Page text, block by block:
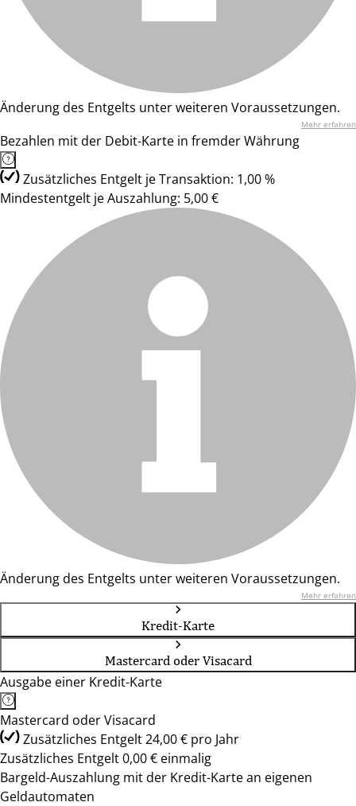
Änderung des Entgelts unter weiteren Voraussetzungen.
Mehr erfahren
Bezahlen mit der Debit-Karte in fremder Währung
Zusätzliches Entgelt je Transaktion: 1,00 %
Mindestentgelt je Auszahlung: 5,00 €
Änderung des Entgelts unter weiteren Voraussetzungen.
Mehr erfahren
Kredit-Karte
Mastercard oder Visacard
Ausgabe einer Kredit-Karte
Mastercard oder Visacard
Zusätzliches Entgelt 24,00 € pro Jahr
Zusätzliches Entgelt 0,00 € einmalig
Bargeld-Auszahlung mit der Kredit-Karte an eigenen
Geldautomaten